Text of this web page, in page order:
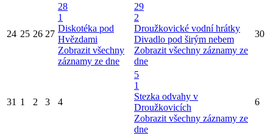
24 25 26 27
28
1
Diskotéka pod
Hvězdami
Zobrazit všechny
záznamy ze dne
29
2
Droužkovické vodní hrátky
Divadlo pod širým nebem
Zobrazit všechny záznamy ze
dne
30
31 1 2 3 4
5
1
Stezka odvahy v
Droužkovicích
Zobrazit všechny záznamy ze
dne
6